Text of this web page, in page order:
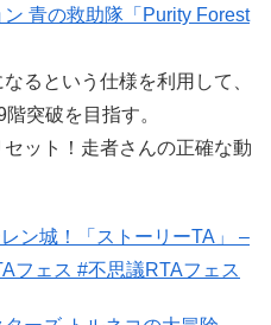
青の救助隊「Purity Forest
るという仕様を利用して、
突破を目指す。
ット！走者さんの正確な動
ン城！「ストーリーTA」 –
フェス #不思議RTAフェス